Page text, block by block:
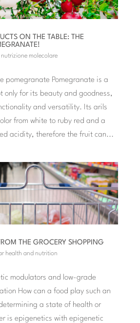
ON THE TABLE: THE
nutrizione molecolare
pomegranate Pomegranate is a
only for its beauty and goodness,
and versatility. Its arils
from white to ruby ​​red and a
acidity, therefore the fruit can...
THE GROCERY SHOPPING
health and nutrition
modulators and low-grade
How can a food play such an
a state of health or
is epigenetics with epigenetic